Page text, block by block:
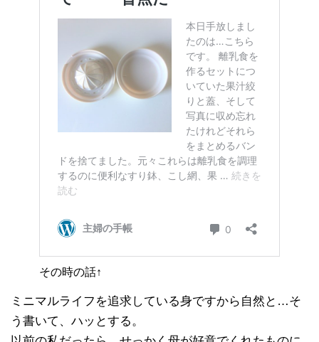
その時の話↑
ミニマルライフを追求している身ですから自然と…そ
う書いて、ハッとする。